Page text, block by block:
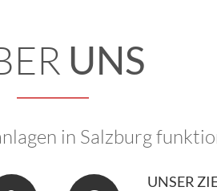
UNS
in Salzburg
UNSER